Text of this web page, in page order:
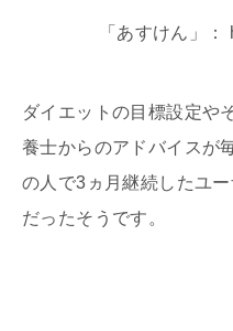
「あすけん」
ダイエットの目標設定や
養士からのアドバイスが
の人で3ヵ月継続したユ
だったそうです。